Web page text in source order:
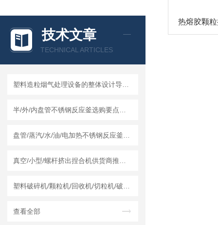
技术文章
TECHNICAL ARTICLES
查看全部
热熔胶颗